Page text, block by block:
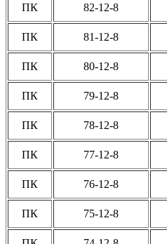
ПК 82-12-8
ПК 81-12-8
ПК 80-12-8
ПК 79-12-8
ПК 78-12-8
ПК 77-12-8
ПК 76-12-8
ПК 75-12-8